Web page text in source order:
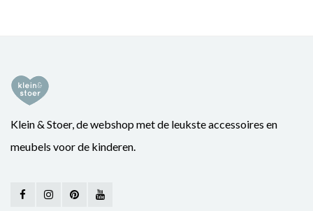
Klein & Stoer, de webshop met de leukste accessoires en
meubels voor de kinderen.